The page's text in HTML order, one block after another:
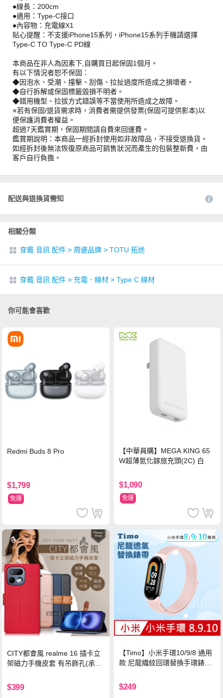
●線長：200cm
●適用：Type-C接口
●內容物：充電線X1
貼心提醒：不支援iPhone15系列，iPhone15系列手機請選擇
Type-C TO Type-C PD線
本商品在非人為因素下,自購買日起保固1個月。
有以下情況者恕不保固：
◆因泡水、受潮、撞擊、刮傷、拉扯過度所造成之損壞者。
◆自行拆解或保固標籤毀損不明者。
◆錯用機型、拉拔方式錯誤等不當使用所造成之故障。
※若有保固/退貨需求時，消費者需提供發票(保固可提供影本)以
便保護消費者權益。
超過7天鑑賞期，保固期間請自費來回運費。
鑑賞期說明：本商品一經拆封使用如非故障品，不接受退換貨。
如經拆封後無法恢復原商品可銷售狀況而產生的包裝整新費，由
客戶自行負擔。
配送與退換貨需知
相關分類
穿戴 音訊 配件 > 周邊品牌 > TOTU 拓途
穿戴 音訊 配件 > 充電．線材 > Type C 線材
你可能會喜歡
Redmi Buds 8 Pro
$1,799
免運
【中華員購】MEGA KING 65
W超薄氮化鎵旅充頭(2C) 白
$1,090
免運
CITY都會風 realme 16 插卡立
架磁力手機皮套 有吊飾孔(承諾
$399
【Timo】小米手環10/9/8 通用
款 尼龍織紋回環替換手環錶帶-
$249